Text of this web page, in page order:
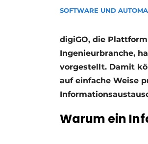
Ein
SOFTWARE UND
digiGO, die
Ingenieurbranche,
vorgestellt. Damit
auf einfache Weise
Warum ein